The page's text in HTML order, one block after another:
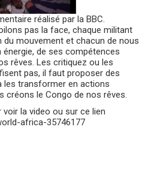
réalisé par la BBC.
pas la face, chaque militant
mouvement et chacun de nous
de ses compétences
rêves. Les critiquez ou les
pas, il faut proposer des
les transformer en actions
créons le Congo de nos rêves.
la video ou sur ce lien
africa-35746177